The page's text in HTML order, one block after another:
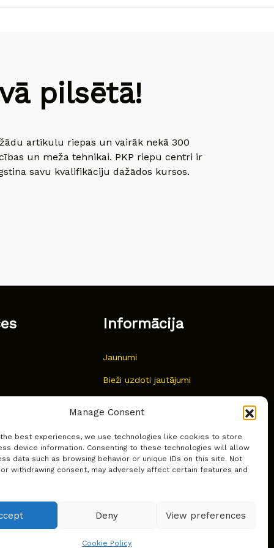
Manage Consent
best experiences, we use technologies like cookies to store
device information. Consenting to these technologies will allow
data such as browsing behavior or unique IDs on this site. Not
withdrawing consent, may adversely affect certain features and
Deny View preferences
Cookie Policy
pilsētā!
artikulu riepas un vairāk nekā 300
un meža tehnikai. PKP riepu centri ir
savu kvalifikāciju dažādos kursos.
Informācija
Jaunumi
Bieži uzdoti jautājumi